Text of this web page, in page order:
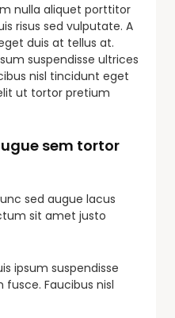
nulla aliquet porttitor
risus sed vulputate. A
duis at tellus at.
suspendisse ultrices
nisl tincidunt eget
ut tortor pretium
sem tortor
sed augue lacus
sit amet justo
ipsum suspendisse
Faucibus nisl